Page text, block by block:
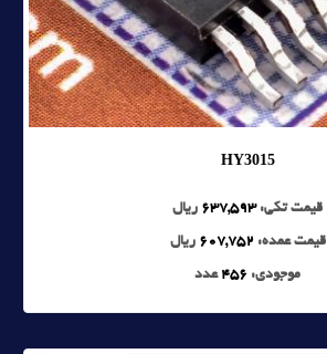
HY3015
قیمت تکی:637,593 ریال
قیمت عمده: 607,752 ریال
موجودی: 456 عدد